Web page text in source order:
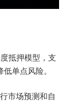
抵押模型，支
单点风险。
市场预测和自